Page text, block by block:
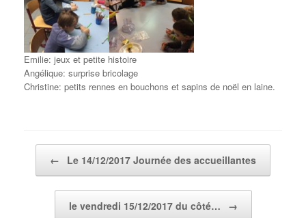
Emilie: jeux et petite histoire
Angélique: surprise bricolage
Christine: petits rennes en bouchons et sapins de noël en laine.
← Le 14/12/2017 Journée des accueillantes
le vendredi 15/12/2017 du côté… →